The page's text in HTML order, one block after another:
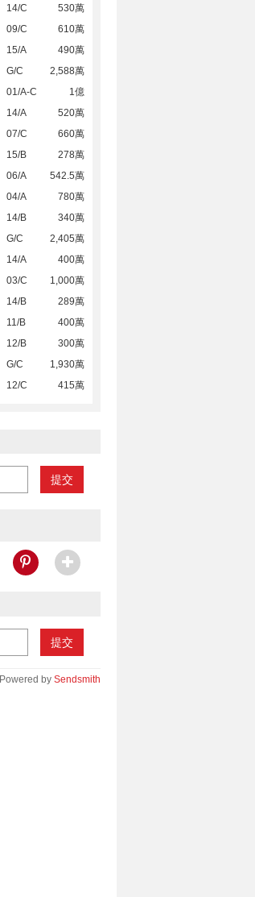
14/C
530萬
09/C
610萬
15/A
490萬
G/C
2,588萬
01/A-C
1億
14/A
520萬
07/C
660萬
15/B
278萬
06/A
542.5萬
04/A
780萬
14/B
340萬
G/C
2,405萬
14/A
400萬
03/C
1,000萬
14/B
289萬
11/B
400萬
12/B
300萬
G/C
1,930萬
12/C 415萬
提交
提交
Powered by Sendsmith